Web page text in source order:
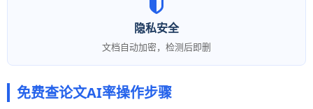
隐私安全
文档自动加密，检测后即删
免费查论文AI率操作步骤